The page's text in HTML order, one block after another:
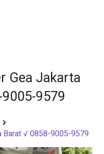
Gea Jakarta
9579
Barat √ 0858-9005-9579